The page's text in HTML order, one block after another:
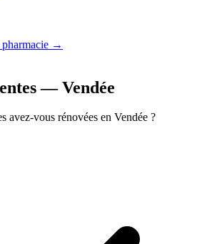
pharmacie →
— Vendée
avez-vous rénovées en Vendée ?